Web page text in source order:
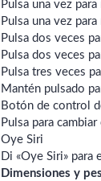
Pulsa una vez
Pulsa una vez
Pulsa dos veces
Pulsa dos veces
Pulsa tres veces
Mantén pulsado
Botón de control
Pulsa para
Oye Siri
Di «Oye Siri» para
Dimensiones y